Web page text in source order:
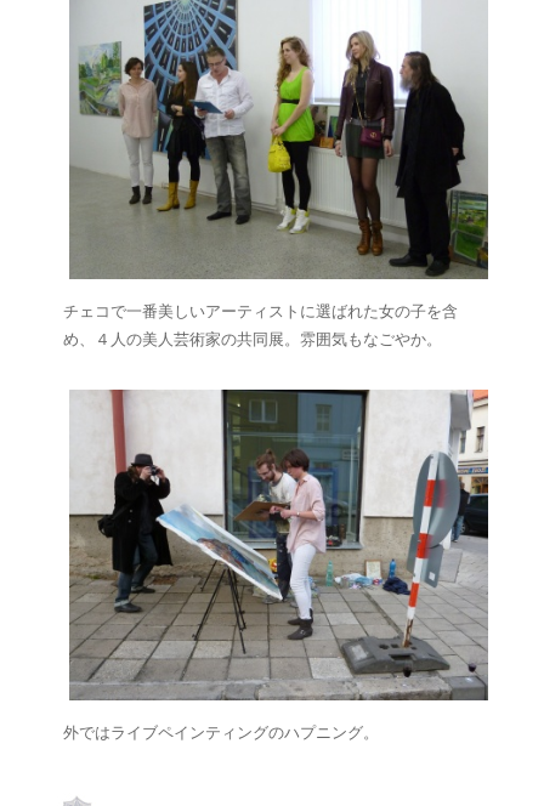
チェコで一番美しいアーティストに選ばれた女の子を含
め、４人の美人芸術家の共同展。雰囲気もなごやか。
外ではライブペインティングのハプニング。